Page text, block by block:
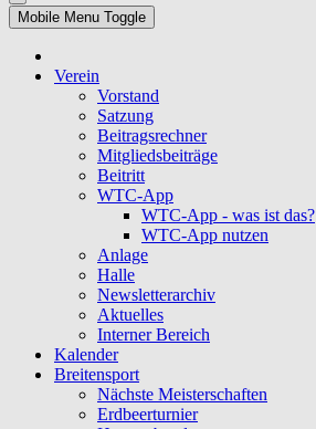
Mobile Menu Toggle
Verein
Vorstand
Satzung
Beitragsrechner
Mitgliedsbeiträge
Beitritt
WTC-App
WTC-App - was ist das?
WTC-App nutzen
Anlage
Halle
Newsletterarchiv
Aktuelles
Interner Bereich
Kalender
Breitensport
Nächste Meisterschaften
Erdbeerturnier